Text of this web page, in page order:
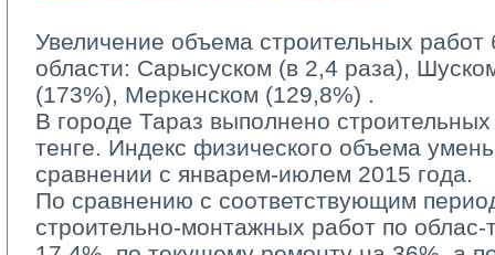
Увеличение объема строительных
области: Сарысуском (в 2,4 раза),
(173%), Меркенском (129,8%) .
В городе Тараз выполнено
тенге. Индекс физического объема
сравнении с январем-июлем 2015 года.
По сравнению с соответствующим
строительно-монтажных работ по